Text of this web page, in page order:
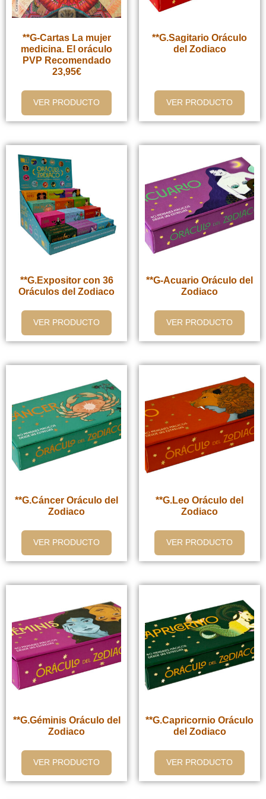
**G-Cartas La mujer
medicina. El oráculo
PVP Recomendado
23,95€
VER PRODUCTO
**G.Sagitario Oráculo
del Zodiaco
VER PRODUCTO
**G.Expositor con 36
Oráculos del Zodiaco
VER PRODUCTO
**G-Acuario Oráculo del
Zodiaco
VER PRODUCTO
**G.Cáncer Oráculo del
Zodiaco
VER PRODUCTO
**G.Leo Oráculo del
Zodiaco
VER PRODUCTO
**G.Géminis Oráculo del
Zodiaco
VER PRODUCTO
**G.Capricornio Oráculo
del Zodiaco
VER PRODUCTO